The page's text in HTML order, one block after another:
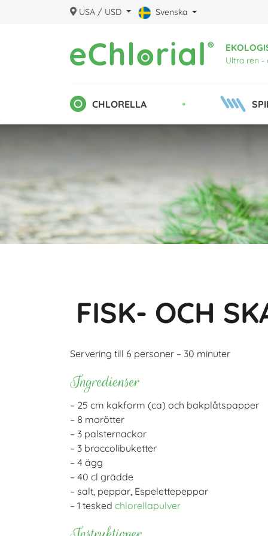
USA / USD Svenska
Ultra ren -
CHLORELLA •
FISK- OCH
Servering till 6 personer – 30 minuter
Ingredienser
– 25 cm kakform (ca) och bakplåtspapper
– 8 morötter
– 3 palsternackor
– 3 broccolibuketter
– 4 ägg
– 40 cl grädde
– salt, peppar, Espelettepeppar
– 1 tesked chlorellapulver